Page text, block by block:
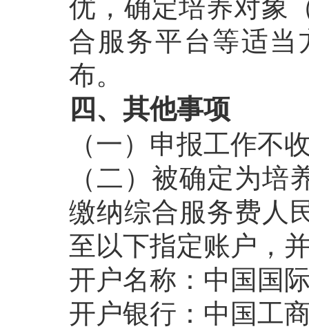
优，确定培养对象
合服务平台等适
布。
四、其他事项
（一）申报工作不
（二）被确定为
缴纳综合服务费人
至以下指定账户，
开户名称：中国国
开户银行：中国工